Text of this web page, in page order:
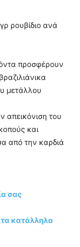
ρουβίδιο ανά
προσφέρουν
μετάλλου
απεικόνιση του
και
από την καρδιά
σας
κατάλληλα